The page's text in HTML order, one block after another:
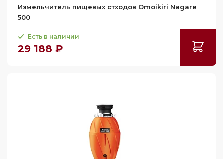
Измельчитель пищевых отходов Omoikiri Nagare
500
Есть в наличии
29 188 ₽